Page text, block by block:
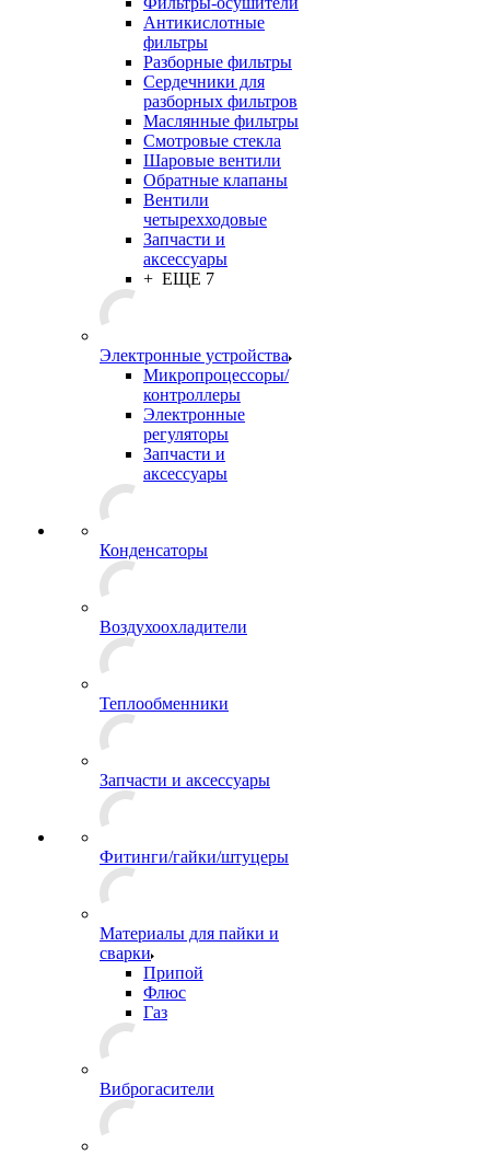
Антикислотные
фильтры
Разборные фильтры
Сердечники для
разборных фильтров
Маслянные фильтры
Смотровые стекла
Шаровые вентили
Обратные клапаны
Вентили
четырехходовые
Запчасти и
аксессуары
+ ЕЩЕ 7
Электронные устройства
Микропроцессоры/
контроллеры
Электронные
регуляторы
Запчасти и
аксессуары
Конденсаторы
Воздухоохладители
Теплообменники
Запчасти и аксессуары
Фитинги/гайки/штуцеры
Материалы для пайки и
сварки
Припой
Флюс
Газ
Виброгасители